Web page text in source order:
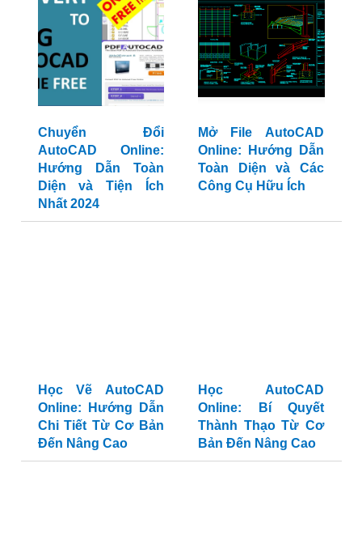
Chuyển Đổi
AutoCAD Online:
Hướng Dẫn Toàn
Diện và Tiện Ích
Nhất 2024
Mở File AutoCAD
Online: Hướng Dẫn
Toàn Diện và Các
Công Cụ Hữu Ích
Học Vẽ AutoCAD
Online: Hướng Dẫn
Chi Tiết Từ Cơ Bản
Đến Nâng Cao
Học AutoCAD
Online: Bí Quyết
Thành Thạo Từ Cơ
Bản Đến Nâng Cao